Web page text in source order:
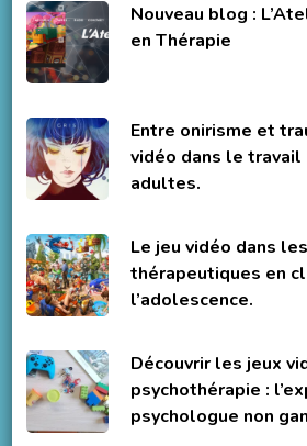
Nouveau blog :
en Thérapie
Entre onirisme et
vidéo dans le travail
adultes.
Le jeu vidéo dans
thérapeutiques en
l’adolescence.
Découvrir les jeux
psychothérapie :
psychologue non